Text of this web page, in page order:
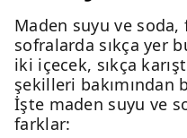
Maden suyu ve soda,
sofralarda sıkça yer
iki içecek, sıkça
şekilleri bakımından
İşte maden suyu ve
farklar: